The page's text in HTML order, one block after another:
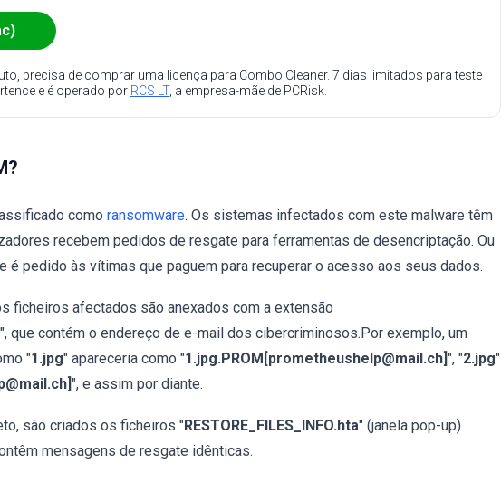
precisa de comprar uma licença para Combo Cleaner. 7 dias limitados para teste
e é operado por RCS LT, a empresa-mãe de PCRisk.
como ransomware. Os sistemas infectados com este malware têm
recebem pedidos de resgate para ferramentas de desencriptação. Ou
pedido às vítimas que paguem para recuperar o acesso aos seus dados.
ficheiros afectados são anexados com a extensão
", que contém o endereço de e-mail dos cibercriminosos.Por exemplo, um
"1.jpg" apareceria como "1.jpg.PROM[prometheushelp@mail.ch]", "2.jpg"
", e assim por diante.
são criados os ficheiros "RESTORE_FILES_INFO.hta" (janela pop-up)
mensagens de resgate idênticas.